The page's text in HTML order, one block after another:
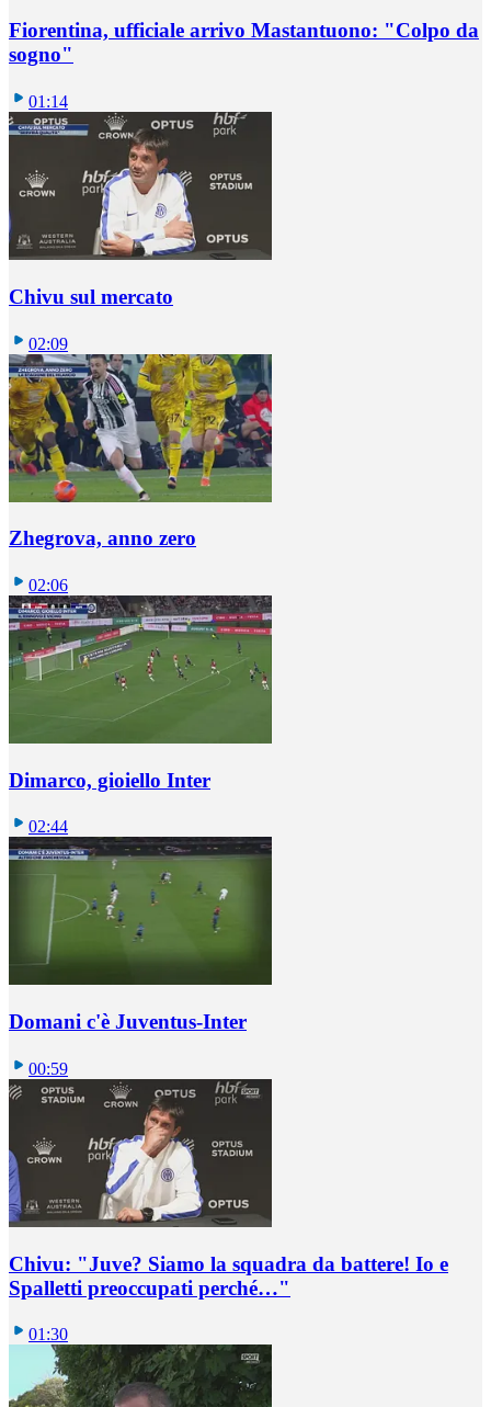
Fiorentina, ufficiale arrivo Mastantuono: "Colpo da
sogno"
01:14
Chivu sul mercato
02:09
Zhegrova, anno zero
02:06
Dimarco, gioiello Inter
02:44
Domani c'è Juventus-Inter
00:59
Chivu: "Juve? Siamo la squadra da battere! Io e
Spalletti preoccupati perché…"
01:30